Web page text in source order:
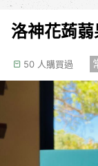
洛神花蒟
50 人購買過